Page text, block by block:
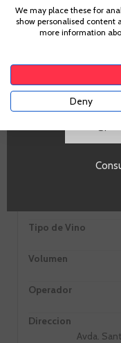
Tipo de Vino
Volumen
Operador
Direccion
Avda.
Para acceder a
tu país de
aplicable.
We may place these for
show personalised content
more information
Deny